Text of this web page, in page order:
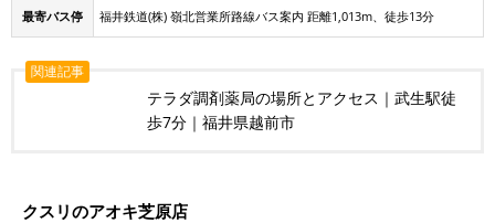
最寄バス停 福井鉄道(株) 嶺北営業所路線バス案内 距離1,013m、徒歩13分
関連記事
テラダ調剤薬局の場所とアクセス｜武生駅徒
歩7分｜福井県越前市
クスリのアオキ芝原店